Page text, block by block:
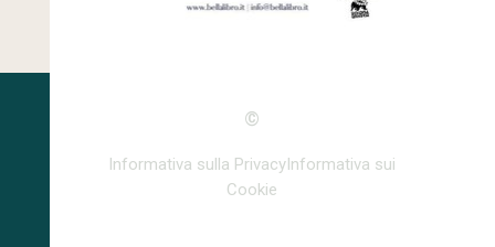
©
Informativa sulla PrivacyInformativa sui
Cookie